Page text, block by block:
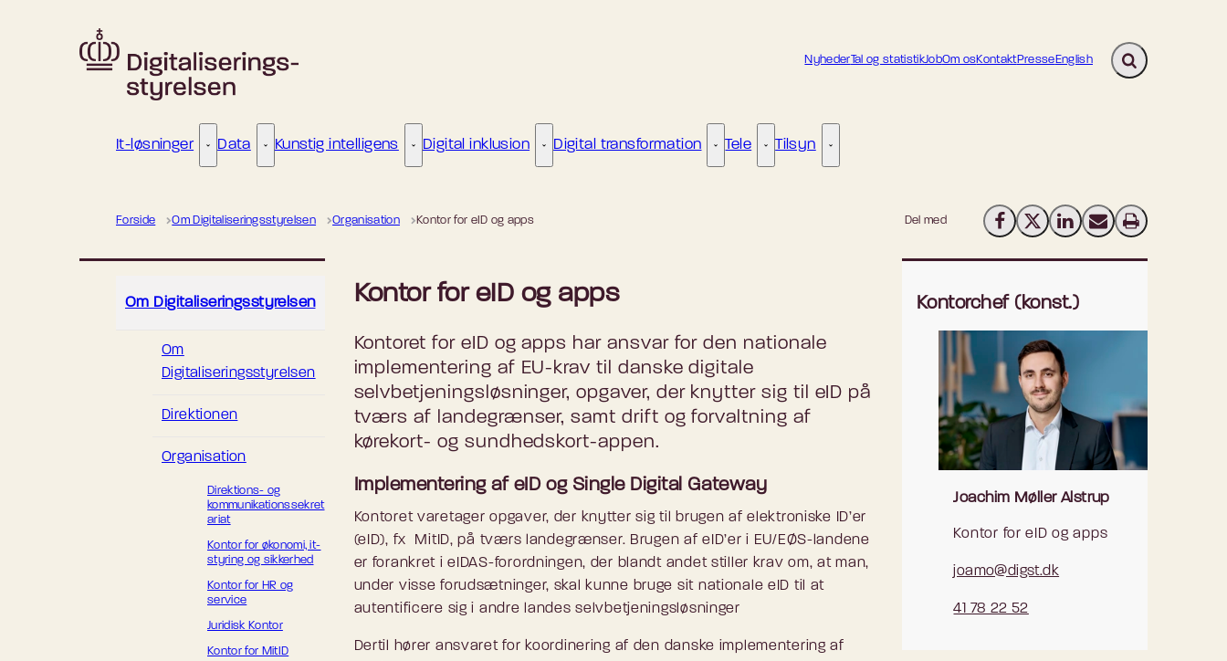
NyhederTal og statistikJobOm osKontaktPresseEnglish Fold søgefelt ud
It-løsninger It-løsninger - Flere links
Data Data - Flere links
Kunstig intelligens Kunstig intelligens - Flere links
Digital inklusion Digital inklusion - Flere links
Digital transformation Digital transformation - Flere links
Tele Tele - Flere links
Tilsyn Tilsyn - Flere links
Forside Om Digitaliseringsstyrelsen Organisation Kontor for eID og apps Del med Del på Facebook
Del på X (Twitter)
Del på LinkedIn
Send email
Print
Om Digitaliseringsstyrelsen
Om
Digitaliseringsstyrelsen
Direktionen
Organisation
Direktions- og
kommunikationssekret
ariat
Kontor for økonomi, it-
styring og sikkerhed
Kontor for HR og
service
Juridisk Kontor
Kontor for MitID
Kontor for eID og apps
Kontoret for eID og apps har ansvar for den nationale
implementering af EU-krav til danske digitale
selvbetjeningsløsninger, opgaver, der knytter sig til eID på
tværs af landegrænser, samt drift og forvaltning af
kørekort- og sundhedskort-appen.
Implementering af eID og Single Digital Gateway
Kontoret varetager opgaver, der knytter sig til brugen af elektroniske ID’er
(eID), fx MitID, på tværs landegrænser. Brugen af eID’er i EU/EØS-landene
er forankret i eIDAS-forordningen, der blandt andet stiller krav om, at man,
under visse forudsætninger, skal kunne bruge sit nationale eID til at
autentificere sig i andre landes selvbetjeningsløsninger
Dertil hører ansvaret for koordinering af den danske implementering af
Kontorchef (konst.)
Joachim Møller Alstrup
Kontor for eID og apps
joamo@digst.dk
41 78 22 52